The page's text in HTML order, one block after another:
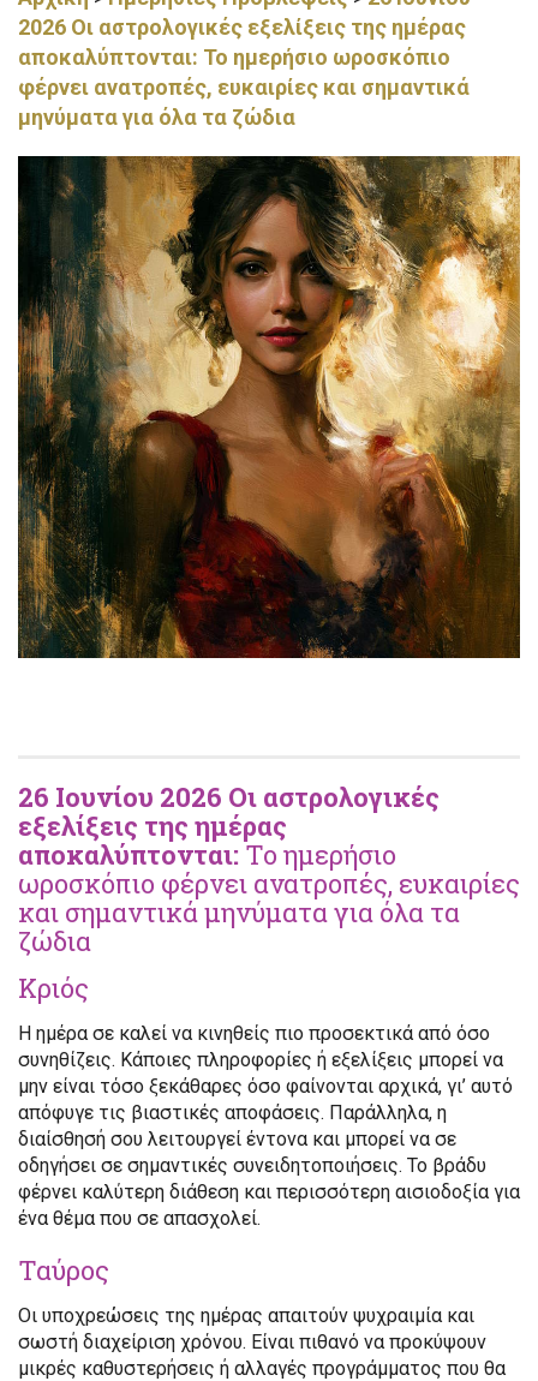
2026 Οι αστρολογικές εξελίξεις της ημέρας
αποκαλύπτονται: Το ημερήσιο ωροσκόπιο
φέρνει ανατροπές, ευκαιρίες και σημαντικά
μηνύματα για όλα τα ζώδια
26 Ιουνίου 2026 Οι αστρολογικές
εξελίξεις της ημέρας
αποκαλύπτονται: Το ημερήσιο
ωροσκόπιο φέρνει ανατροπές, ευκαιρίες
και σημαντικά μηνύματα για όλα τα
ζώδια
Κριός
Η ημέρα σε καλεί να κινηθείς πιο προσεκτικά από όσο
συνηθίζεις. Κάποιες πληροφορίες ή εξελίξεις μπορεί να
μην είναι τόσο ξεκάθαρες όσο φαίνονται αρχικά, γι’ αυτό
απόφυγε τις βιαστικές αποφάσεις. Παράλληλα, η
διαίσθησή σου λειτουργεί έντονα και μπορεί να σε
οδηγήσει σε σημαντικές συνειδητοποιήσεις. Το βράδυ
φέρνει καλύτερη διάθεση και περισσότερη αισιοδοξία για
ένα θέμα που σε απασχολεί.
Ταύρος
Οι υποχρεώσεις της ημέρας απαιτούν ψυχραιμία και
σωστή διαχείριση χρόνου. Είναι πιθανό να προκύψουν
μικρές καθυστερήσεις ή αλλαγές προγράμματος που θα